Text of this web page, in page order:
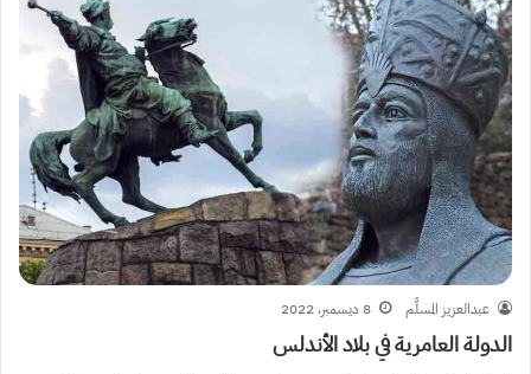
عبدالعزيز المسلَّم 8 ديسمبر، 2022
الدولة العامرية في بلاد الأندلس